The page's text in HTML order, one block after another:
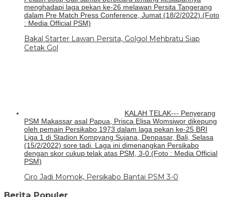
menghadapi laga pekan ke-26 melawan Persita Tangerang
dalam Pre Match Press Conference, Jumat (18/2/2022).(Foto
: Media Official PSM)
Bakal Starter Lawan Persita, Golgol Mehbratu Siap
Cetak Gol
KALAH TELAK--- Penyerang
PSM Makassar asal Papua, Prisca Elisa Womsiwor dikepung
oleh pemain Persikabo 1973 dalam laga pekan ke-25 BRI
Liga 1 di Stadion Kompyang Sujana, Denpasar, Bali, Selasa
(15/2/2022) sore tadi. Laga ini dimenangkan Persikabo
dengan skor cukup telak atas PSM, 3-0.(Foto : Media Official
PSM)
Ciro Jadi Momok, Persikabo Bantai PSM 3-0
Berita Populer